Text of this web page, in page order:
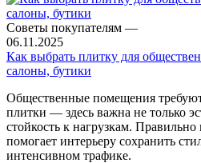
Советы покупателям —
06.11.2025
Как выбрать плитку для
салоны, бутики
Общественные помещения
плитки — здесь важна не только
стойкость к нагрузкам.
помогает интерьеру сохранить
интенсивном трафике.